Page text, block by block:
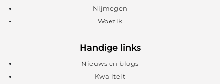
Nijmegen
Woezik
Handige links
Nieuws en blogs
Kwaliteit